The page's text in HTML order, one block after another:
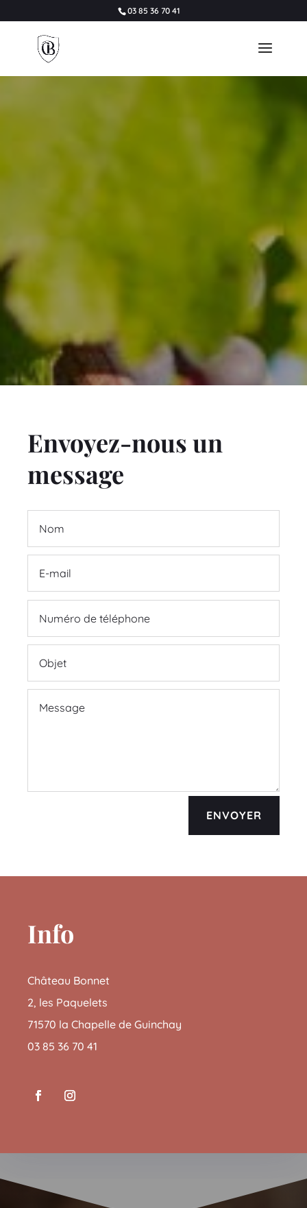
03 85 36 70 41
Envoyez-nous un
message
ENVOYER
Info
Château Bonnet
2, les Paquelets
71570 la Chapelle de Guinchay
03 85 36 70 41